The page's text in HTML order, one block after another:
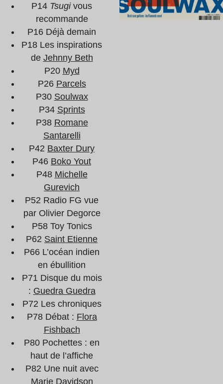
P14 Tsugi vous
recommande
P16 Déjà demain
P18 Les inspirations
de Jehnny Beth
P20 Myd
P26 Parcels
P30 Soulwax
P34 Sprints
P38 Romane
Santarelli
P42 Baxter Dury
P46 Boko Yout
P48 Michelle
Gurevich
P52 Radio FG vue
par Olivier Degorce
P58 Toy Tonics
P62 Saint Etienne
P66 L’océan indien
en ébullition
P71 Disque du mois
: Guedra Guedra
P72 Les chroniques
P78 Débat : Flora
Fishbach
P80 Pochettes : en
haut de l’affiche
P82 Une nuit avec
Marie Davidson